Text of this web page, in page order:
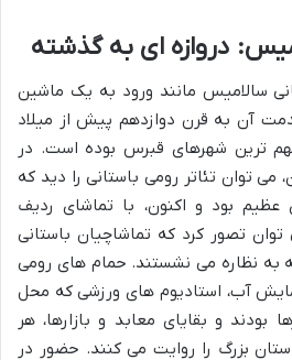
دروازه ای به گذشته
سالامیس مانند ورود به یک ماشین
آن به قرن دوازدهم پیش از میلاد
ترین شهرهای قبرس بوده است. در
می توان تئاتر رومی باستانی را دید که
عظیم بود و اکنون، با تماشای ردیف
تصور کرد که تماشاچیان باستانی
به نظاره می نشستند. حمام های رومی
آب، استادیوم های ورزشی که محل
بودند و بقایای معابد و بازارها، هر
بزرگ را روایت می کنند. حضور در